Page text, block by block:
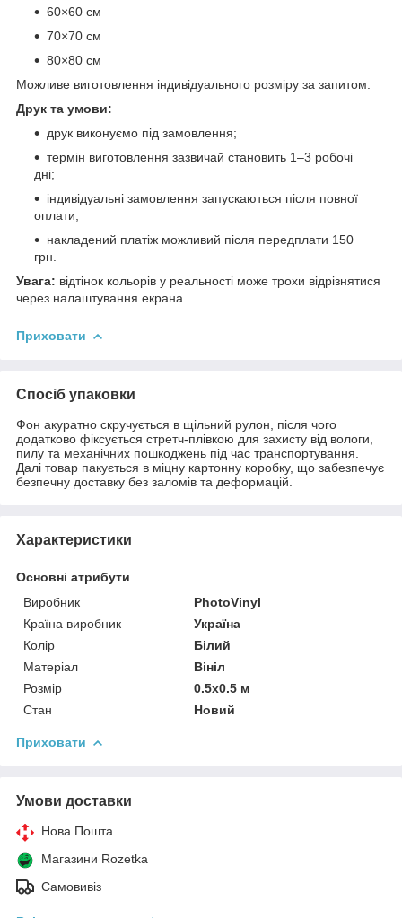
60×60 см
70×70 см
80×80 см
Можливе виготовлення індивідуального розміру за запитом.
Друк та умови:
друк виконуємо під замовлення;
термін виготовлення зазвичай становить 1–3 робочі
дні;
індивідуальні замовлення запускаються після повної
оплати;
накладений платіж можливий після передплати 150
грн.
Увага: відтінок кольорів у реальності може трохи відрізнятися
через налаштування екрана.
Приховати
Спосіб упаковки
Фон акуратно скручується в щільний рулон, після чого
додатково фіксується стретч-плівкою для захисту від вологи,
пилу та механічних пошкоджень під час транспортування.
Далі товар пакується в міцну картонну коробку, що забезпечує
безпечну доставку без заломів та деформацій.
Характеристики
Основні атрибути
Виробник
PhotoVinyl
Країна виробник
Україна
Колір
Білий
Матеріал
Вініл
Розмір
0.5x0.5 м
Стан
Новий
Приховати
Умови доставки
Нова Пошта
Магазини Rozetka
Самовивіз